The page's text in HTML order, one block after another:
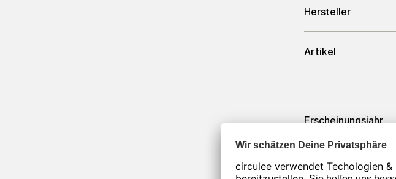
Hersteller
Artikel
Erscheinungsjahr
Zustand